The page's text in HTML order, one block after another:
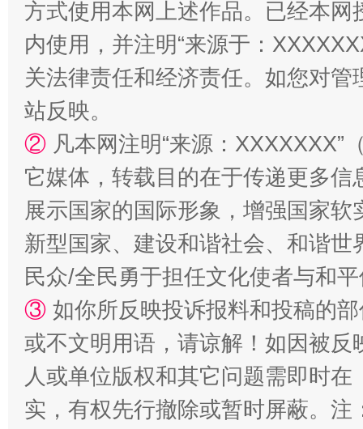
国家大学科技园优化重塑工作
方式使用本网上述作品。已经本
内使用，并注明“来源于：
关法律责任和经济责任。如您对
站反映。
② 凡本网注明“来源：
它媒体，转载目的在于传递更多
展示国家的国际形象，增强国家
新型国家、建设和谐社会、和谐
民众/全民勇于担任文化使者与和
③ 如你所反映投诉报料和投稿的
或不文明用语，请谅解！如因被
人或单位版权和其它问题需即时在
实，有权先行撤除或暂时屏蔽。